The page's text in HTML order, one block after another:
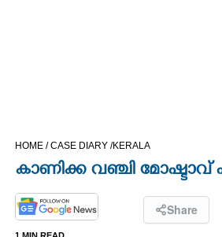
OPINION
HOME /CASE DIARY /KERALA
കാണിക്ക വഞ്ചി മോഷ്ടാവ്
Share